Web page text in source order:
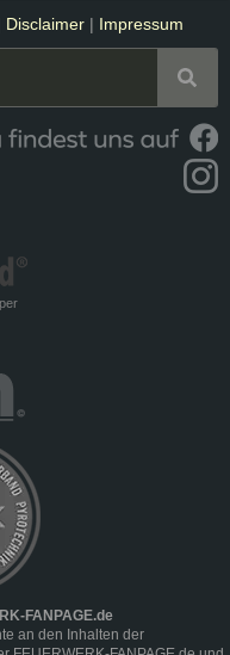
Disclaimer| Impressum
FANPAGE.de
an den Inhalten der